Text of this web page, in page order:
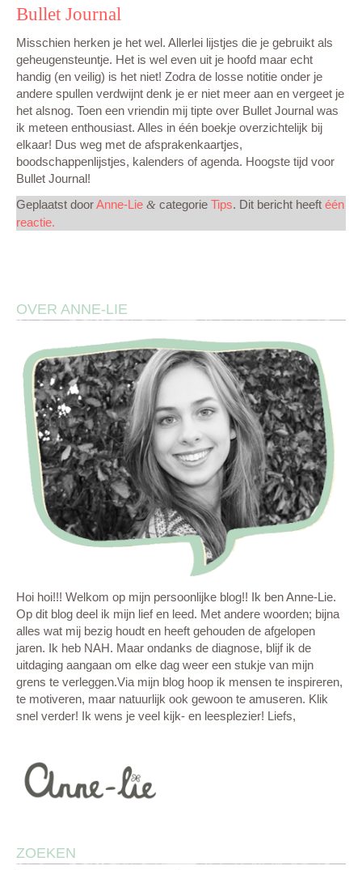
CONTACT
Bullet Journal
Misschien herken je het wel. Allerlei lijstjes die je gebruikt als
geheugensteuntje. Het is wel even uit je hoofd maar echt
handig (en veilig) is het niet! Zodra de losse notitie onder je
andere spullen verdwijnt denk je er niet meer aan en vergeet je
het alsnog. Toen een vriendin mij tipte over Bullet Journal was
ik meteen enthousiast. Alles in één boekje overzichtelijk bij
elkaar! Dus weg met de afsprakenkaartjes,
boodschappenlijstjes, kalenders of agenda. Hoogste tijd voor
Bullet Journal!
Geplaatst doorAnne-Lie & categorie Tips. Dit bericht heeft één
reactie.
OVER ANNE-LIE
Hoi hoi!!! Welkom op mijn persoonlijke blog!! Ik ben Anne-Lie.
Op dit blog deel ik mijn lief en leed. Met andere woorden; bijna
alles wat mij bezig houdt en heeft gehouden de afgelopen
jaren. Ik heb NAH. Maar ondanks de diagnose, blijf ik de
uitdaging aangaan om elke dag weer een stukje van mijn
grens te verleggen.Via mijn blog hoop ik mensen te inspireren,
te motiveren, maar natuurlijk ook gewoon te amuseren. Klik
snel verder! Ik wens je veel kijk- en leesplezier! Liefs,
ZOEKEN